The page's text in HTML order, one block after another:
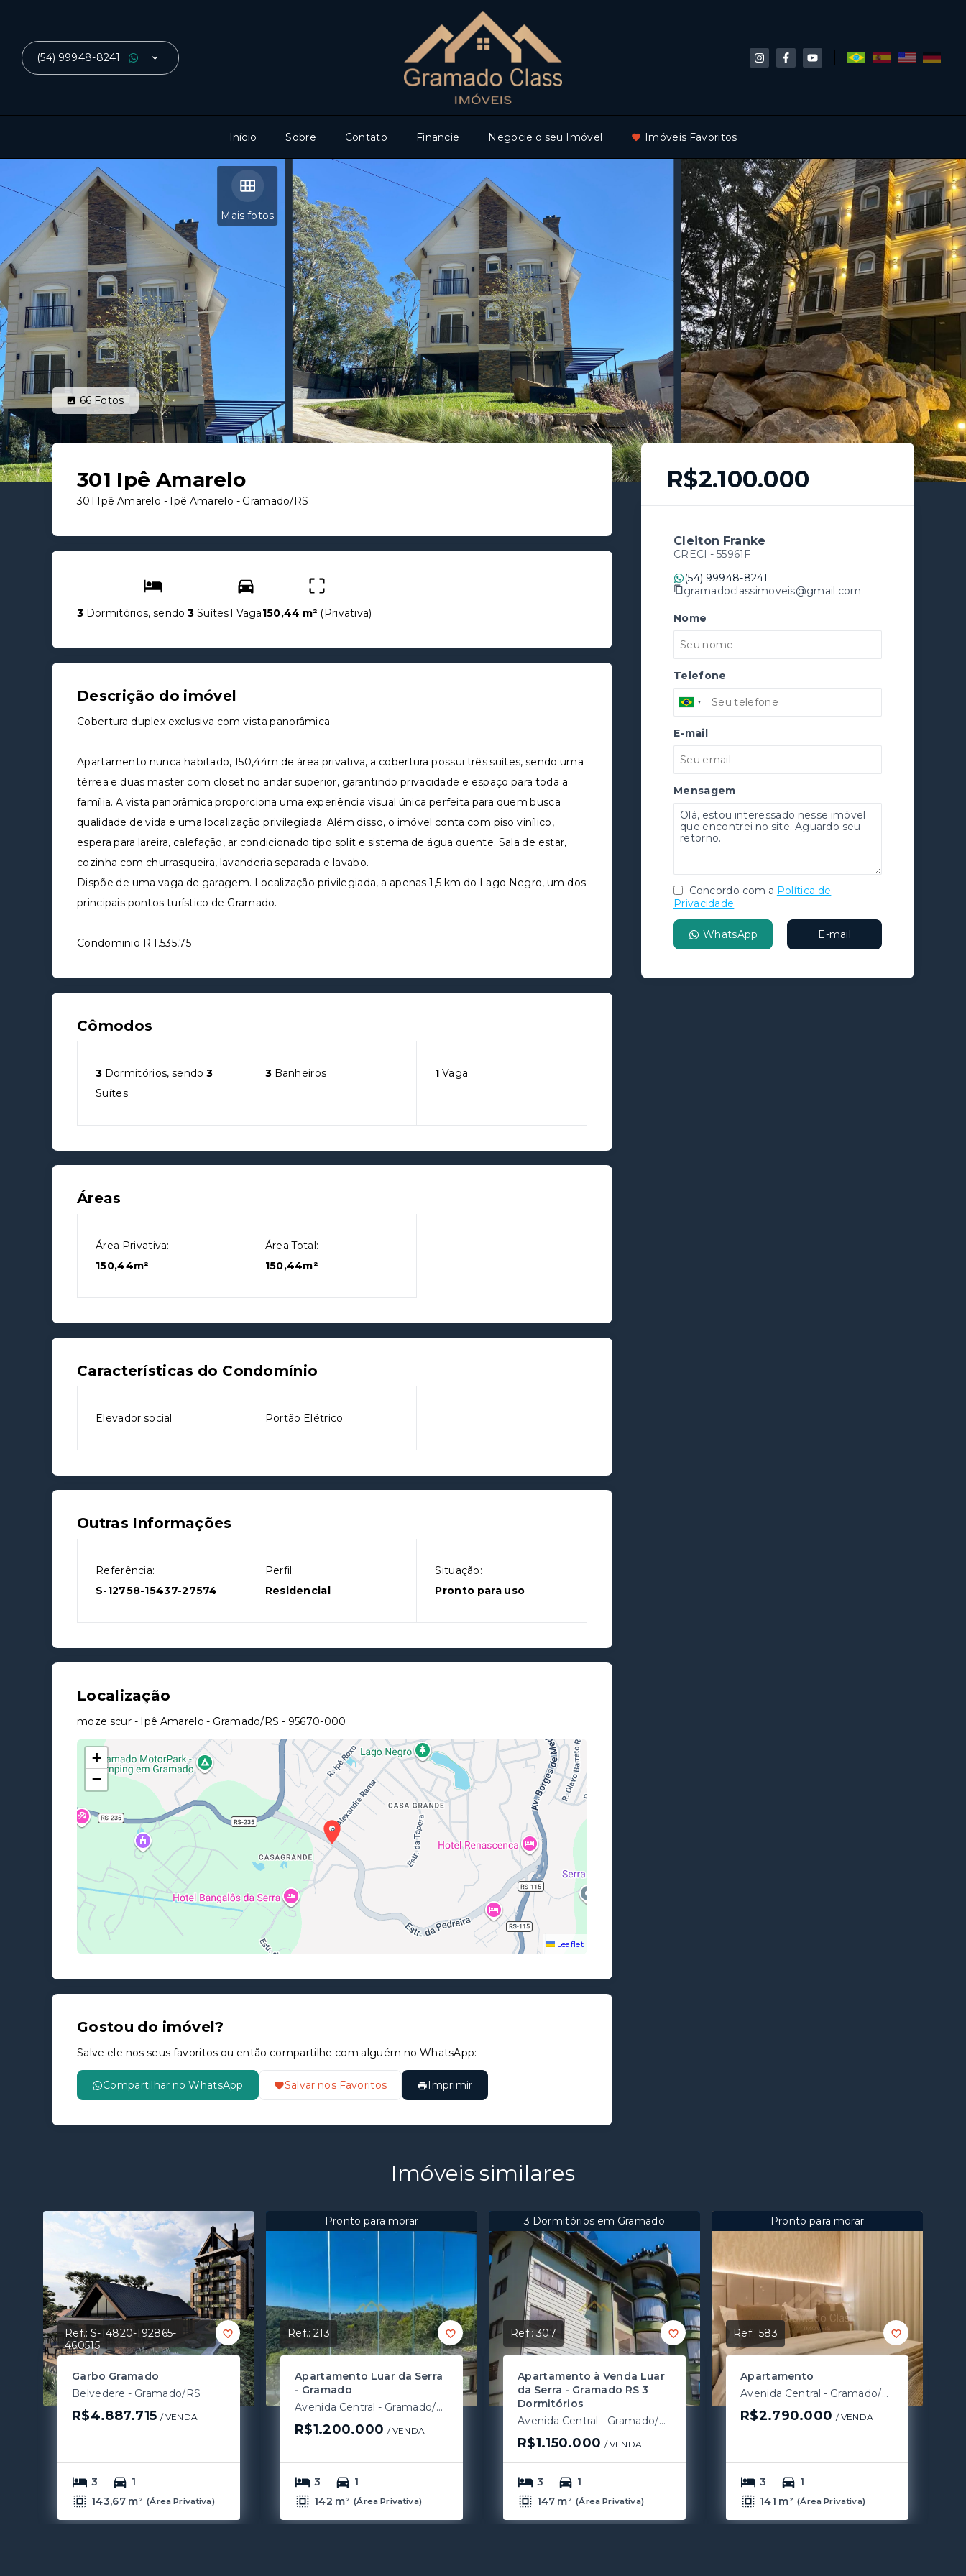
(54) 99948-8241
Início Sobre Contato Financie Negocie o seu Imóvel Imóveis Favoritos
Mais fotos
66 Fotos
301 Ipê Amarelo
301 Ipê Amarelo - Ipê Amarelo - Gramado/RS
3 Dormitórios, sendo3 Suítes1 Vaga150,44 m² (Privativa)
Descrição do imóvel
Cobertura duplex exclusiva com vista panorâmica
Apartamento nunca habitado, 150,44m de área privativa, a cobertura possui três suítes, sendo uma
térrea e duas master com closet no andar superior, garantindo privacidade e espaço para toda a
família. A vista panorâmica proporciona uma experiência visual única perfeita para quem busca
qualidade de vida e uma localização privilegiada. Além disso, o imóvel conta com piso vinílico,
espera para lareira, calefação, ar condicionado tipo split e sistema de água quente. Sala de estar,
cozinha com churrasqueira, lavanderia separada e lavabo.
Dispõe de uma vaga de garagem. Localização privilegiada, a apenas 1,5 km do Lago Negro, um dos
principais pontos turístico de Gramado.
Condominio R 1.535,75
Cômodos
3 Dormitórios, sendo3
Suítes
3Banheiros 1 Vaga
Áreas
Área Privativa:
150,44m²
Área Total:
150,44m²
Características do Condomínio
Elevador social Portão Elétrico
Outras Informações
Referência:
S-12758-15437-27574
Perfil:
Residencial
Situação:
Pronto para uso
Localização
moze scur - Ipê Amarelo - Gramado/RS - 95670-000
+
−
Leaflet
Gostou do imóvel?
Salve ele nos seus favoritos ou então compartilhe com alguém no WhatsApp:
Compartilhar no WhatsApp Salvar nos Favoritos Imprimir
R$2.100.000
Cleiton Franke
CRECI - 55961F
(54) 99948-8241
gramadoclassimoveis@gmail.com
Nome
Telefone
E-mail
Mensagem
Concordo com a Política de
Privacidade
WhatsApp E-mail
Imóveis similares
Ref.:S-14820-192865-
460515
Garbo Gramado
Belvedere - Gramado/RS
R$4.887.715 / VENDA
3
1
143,67 m² (Área Privativa)
Pronto para morar
Ref.:213
Apartamento Luar da Serra
- Gramado
Avenida Central - Gramado/RS
R$1.200.000 / VENDA
3
1
142 m² (Área Privativa)
3 Dormitórios em Gramado
Ref.:307
Apartamento à Venda Luar
da Serra - Gramado RS 3
Dormitórios
Avenida Central - Gramado/RS
R$1.150.000 / VENDA
3
1
147 m² (Área Privativa)
Pronto para morar
Ref.:583
Apartamento
Avenida Central - Gramado/RS
R$2.790.000 / VENDA
3
1
141 m² (Área Privativa)